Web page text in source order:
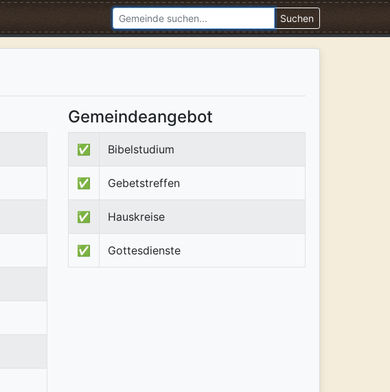
Suchen
Gemeindeangebot
✅ Bibelstudium
✅ Gebetstreffen
✅ Hauskreise
✅ Gottesdienste